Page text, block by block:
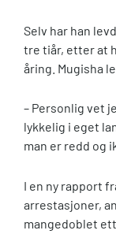
Selv har han
tre tiår, etter at
åring. Mugisha
– Personlig vet
lykkelig i eget
man er redd og
I en ny rapport
arrestasjoner,
mangedoblet